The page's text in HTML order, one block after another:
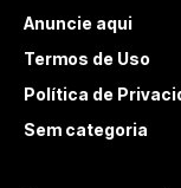
Anuncie aqui
Termos de Uso
Política de
Sem categoria